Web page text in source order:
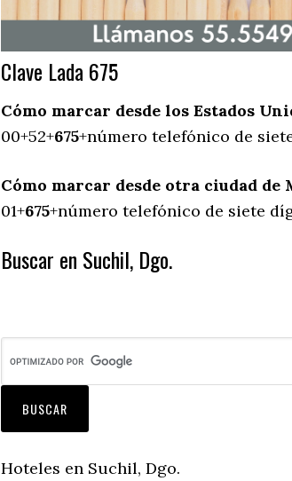
Clave Lada 675
Cómo marcar desde los Estados
00+52+675+número telefónico de
Cómo marcar desde otra ciudad de
01+675+número telefónico de siete
Buscar en Suchil, Dgo.
Hoteles en Suchil, Dgo.